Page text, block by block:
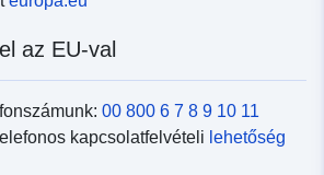
az EU-val
00 800 6 7 8 9 10 11
kapcsolatfelvételi lehetőség